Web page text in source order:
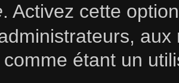
. Activez cette
étant un